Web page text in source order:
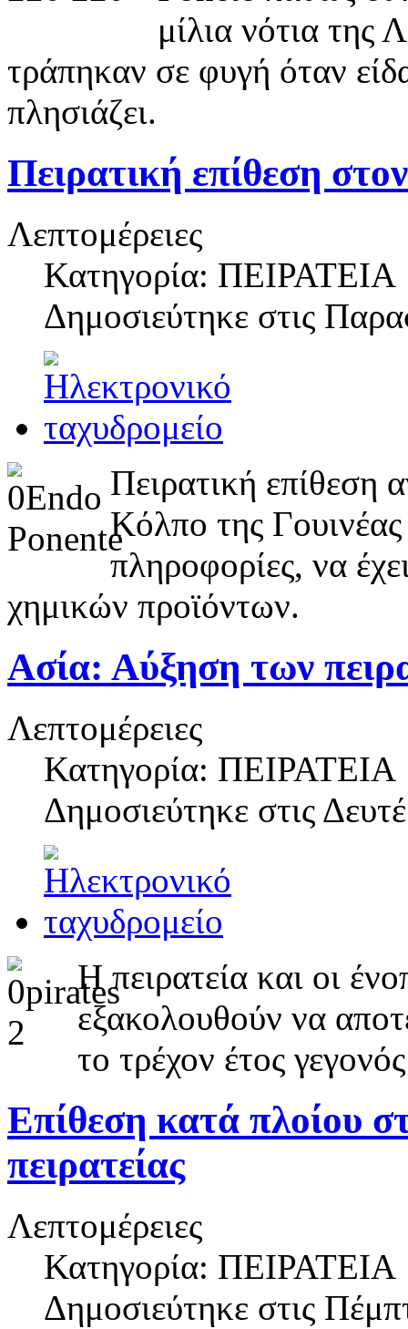
μίλια νότια
τράπηκαν σε φυγή όταν
πλησιάζει.
Πειρατική επίθεση
Λεπτομέρειες
Κατηγορία: ΠΕΙΡΑΤΕΙΑ
Δημοσιεύτηκε στις
Πειρατική επίθεση
Κόλπο της
πληροφορίες, να
χημικών προϊόντων.
Ασία: Αύξηση των
Λεπτομέρειες
Κατηγορία: ΠΕΙΡΑΤΕΙΑ
Δημοσιεύτηκε στις
Η πειρατεία και οι
εξακολουθούν να
το τρέχον έτος
Επίθεση κατά πλοίου
πειρατείας
Λεπτομέρειες
Κατηγορία: ΠΕΙΡΑΤΕΙΑ
Δημοσιεύτηκε στις